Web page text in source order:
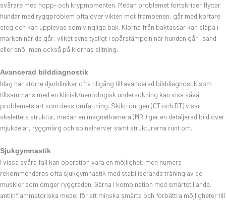
svårare med hopp- och krypmomenten. Medan problemet fortskrider flyttar
hundar med ryggproblem ofta över vikten mot frambenen, går med kortare
steg och kan upplevas som vingliga bak. Klorna från baktassar kan släpa i
marken när de går, vilket syns tydligt i spårstämpeln när hunden går i sand
eller snö, men också på klornas slitning.
Avancerad bilddiagnostik
Idag har större djurkliniker ofta tillgång till avancerad bilddiagnostik som
tillsammans med en klinisk/neurologisk undersökning kan visa såväl
problemets art som dess omfattning. Skiktröntgen (CT och DT) visar
skelettets struktur, medan en magnetkamera (MRI) ger en detaljerad bild över
mjukdelar, ryggmärg och spinalnerver samt strukturerna runt om.
Sjukgymnastik
I vissa svåra fall kan operation vara en möjlighet, men numera
rekommenderas ofta sjukgymnastik med stabiliserande träning av de
muskler som omger ryggraden. Gärna i kombination med smärtstillande,
antiinflammatoriska medel för att minska smärta och förbättra möjligheter till